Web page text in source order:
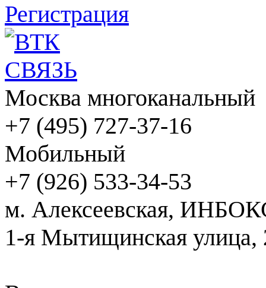
Регистрация
Москва многоканальный
+7 (495) 727-37-16
Мобильный
+7 (926) 533-34-53
м. Алексеевская,
1-я Мытищинская улица,